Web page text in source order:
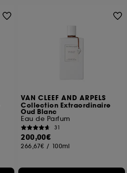
VAN CLEEF AND ARPELS
Collection Extraordinaire
Oud Blanc
Eau de Parfum
31
200,00€
266,67€ / 100ml